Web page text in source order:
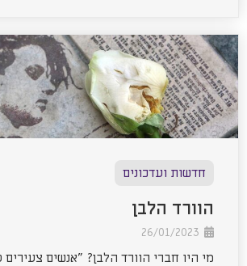
חדשות ועדכונים
הוורד הלבן
מי היו חברי הוורד הלבן? "אנשים צעירים